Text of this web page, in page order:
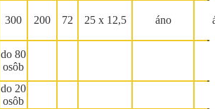
300 200 72 25 x 12,5 áno
do 80
osôb
do 20
osôb